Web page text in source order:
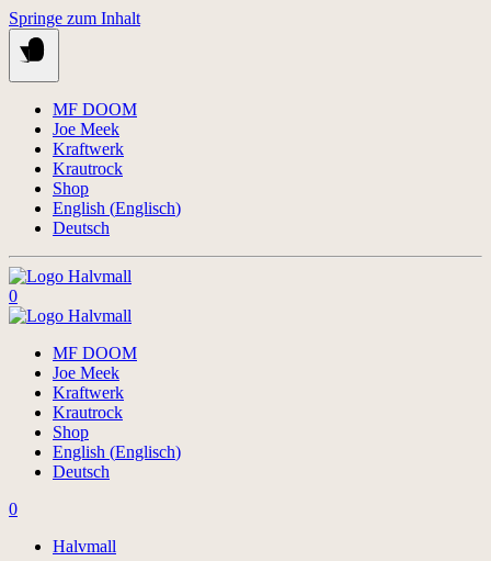
Springe zum Inhalt
MF DOOM
Joe Meek
Kraftwerk
Krautrock
Shop
English (Englisch)
Deutsch
0
MF DOOM
Joe Meek
Kraftwerk
Krautrock
Shop
English (Englisch)
Deutsch
0
Halvmall